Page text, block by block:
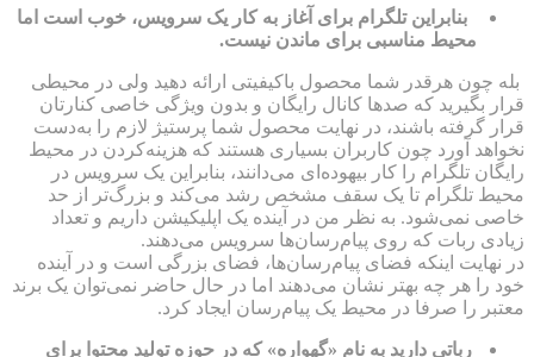
بنابراین تلگرام برای آغاز به کار یک سرویس، خوب است اما
محیط مناسبی برای ماندن نیست.
بله چون هرقدر شما محصول باکیفیتی ارائه دهید ولی در محیطی
قرار بگیرید که صدها کانال رایگان و بدون ویژگی‌ خاصی کنارتان
قرار گرفته‌ باشند، در نهایت محصول شما پرستیژ لازم را به‌دست
نخواهد آورد چون کاربران بسیاری هستند که هزینه‌کردن در محیط
رایگان تلگرام را کار بیهوده‌ای می‌دانند، بنابراین یک سرویس در
محیط تلگرام تا یک سقف مشخص رشد می‌کند و بزرگ‌تر از حد
خاصی نمی‌شود. به نظر من در آینده یک اپلیکیشن داریم و تعداد
زیادی ربات که روی پیام‌رسان‌ها سرویس می‌دهند.
در نهایت اینکه فضای پیام‌رسان‌ها، فضای بزرگی است و در آینده
خود را هر چه بهتر نشان می‌دهند اما در حال حاضر نمی‌توان یک برند
معتبر را صرفا در محیط یک پیام‌رسان ایجاد کرد.
رباتی دارید به نام «گهواره» که در حوزه تولید محتوا برای